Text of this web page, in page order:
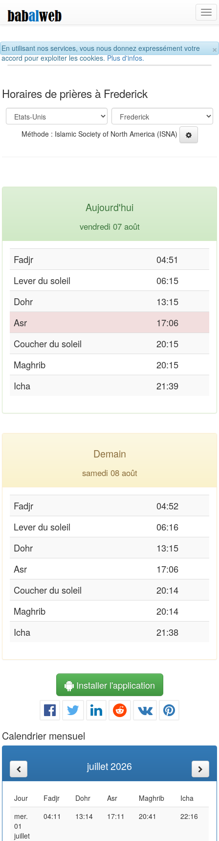
×
En utilisant nos services, vous nous donnez expressément votre
accord pour exploiter les cookies.Plus d'infos.
Horaires de prières à Frederick
Méthode : Islamic Society of North America (ISNA)
Aujourd'hui
vendredi 07 août
Fadjr
04:51
Lever du soleil
06:15
Dohr
13:15
Asr
17:06
Coucher du soleil
20:15
Maghrib
20:15
Icha
21:39
Demain
samedi 08 août
Fadjr
04:52
Lever du soleil
06:16
Dohr
13:15
Asr
17:06
Coucher du soleil
20:14
Maghrib
20:14
Icha
21:38
Installer l'application
Calendrier mensuel
juillet 2026
Jour Fadjr Dohr Asr Maghrib
Icha
mer.
01
juillet
04:11 13:14 17:11 20:41 22:16